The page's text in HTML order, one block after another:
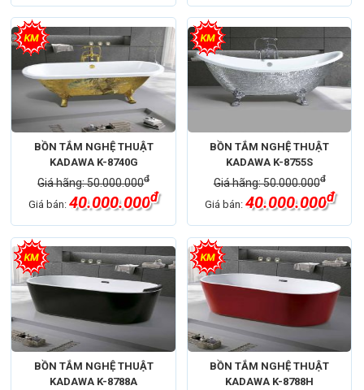
BỒN TẮM NGHỆ THUẬT
KADAWA K-8740G
Giá hãng: 50.000.000đ
Giá bán:40.000.000đ
BỒN TẮM NGHỆ THUẬT
KADAWA K-8755S
Giá hãng: 50.000.000đ
Giá bán: 40.000.000đ
BỒN TẮM NGHỆ THUẬT
KADAWA K-8788A
BỒN TẮM NGHỆ THUẬT
KADAWA K-8788H